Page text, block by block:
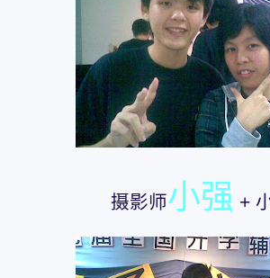
摄影师小强 +